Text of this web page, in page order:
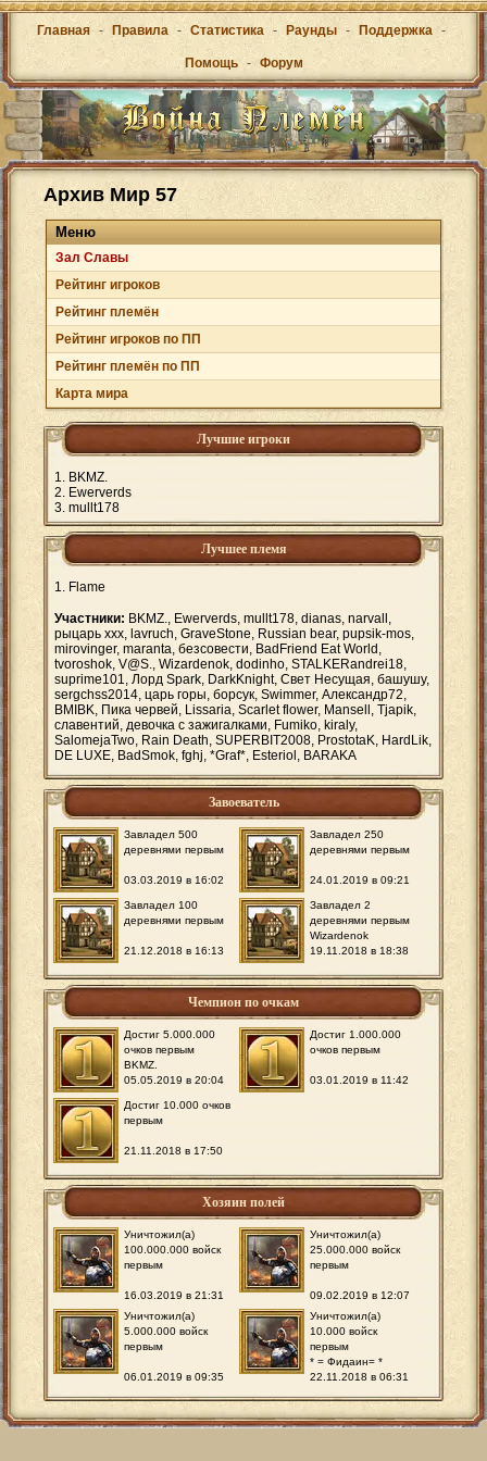
Главная - Правила - Статистика - Раунды - Поддержка -
Помощь - Форум
Архив Мир 57
Меню
Зал Cлавы
Рейтинг игроков
Рейтинг племён
Рейтинг игроков по ПП
Рейтинг племён по ПП
Карта мира
Лучшие игроки
BKMZ.
Ewerverds
mullt178
Лучшее племя
Flame
Участники: BKMZ., Ewerverds, mullt178, dianas, narvall,
рыцарь ххх, lavruch, GraveStone, Russian bear, pupsik-mos,
mirovinger, maranta, безсовести, BadFriend Eat World,
tvoroshok, V@S., Wizardenok, dоdinhо, STALKERandrei18,
suprime101, Лорд Spark, DarkKnight, Свет Несущая, башушу,
sergchss2014, царь горы, борсук, Swimmer, Александр72,
BMIBK, Пика червей, Lissaria, Scarlet flower, Mansell, Tjapik,
славентий, девочка с зажигалками, Fumiko, kiraly,
SalomejaTwo, Rain Death, SUPERBIT2008, ProstotaK, HardLik,
DE LUXE, BadSmok, fghj, *Graf*, Esteriol, BARAKA
Завоеватель
Завладел 500
деревнями первым
03.03.2019 в 16:02
Завладел 250
деревнями первым
24.01.2019 в 09:21
Завладел 100
деревнями первым
21.12.2018 в 16:13
Завладел 2
деревнями первым
Wizardenok
19.11.2018 в 18:38
Чемпион по очкам
Достиг 5.000.000
очков первым
BKMZ.
05.05.2019 в 20:04
Достиг 1.000.000
очков первым
03.01.2019 в 11:42
Достиг 10.000 очков
первым
21.11.2018 в 17:50
Хозяин полей
Уничтожил(а)
100.000.000 войск
первым
16.03.2019 в 21:31
Уничтожил(а)
25.000.000 войск
первым
09.02.2019 в 12:07
Уничтожил(а)
5.000.000 войск
первым
06.01.2019 в 09:35
Уничтожил(а)
10.000 войск
первым
* = Фидаин= *
22.11.2018 в 06:31